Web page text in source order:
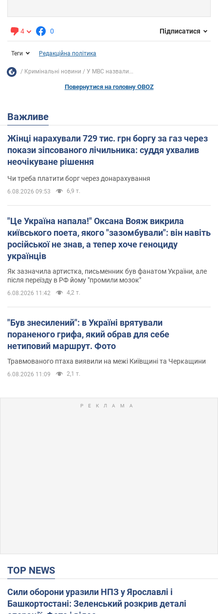
4 0 Підписатися
Теги Редакційна політика
Кримінальні новини У МВС назвали...
Повернутися на головну OBOZ
Важливе
Жінці нарахували 729 тис. грн боргу за газ через
покази зіпсованого лічильника: суддя ухвалив
неочікуване рішення
Чи треба платити борг через донарахування
6.08.2026 09:53 6,9 т.
"Це Україна напала!" Оксана Вояж викрила
київського поета, якого "зазомбували": він навіть
російської не знав, а тепер хоче геноциду
українців
Як зазначила артистка, письменник був фанатом України, але
після переїзду в РФ йому "промили мозок"
6.08.2026 11:42 4,2 т.
"Був знесилений": в Україні врятували
пораненого грифа, який обрав для себе
нетиповий маршрут. Фото
Травмованого птаха виявили на межі Київщині та Черкащини
6.08.2026 11:09 2,1 т.
TOP NEWS
Сили оборони уразили НПЗ у Ярославлі і
Башкортостані: Зеленський розкрив деталі